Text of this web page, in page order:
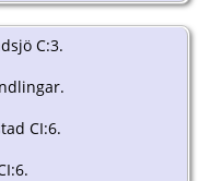
C:3.
CI:6.